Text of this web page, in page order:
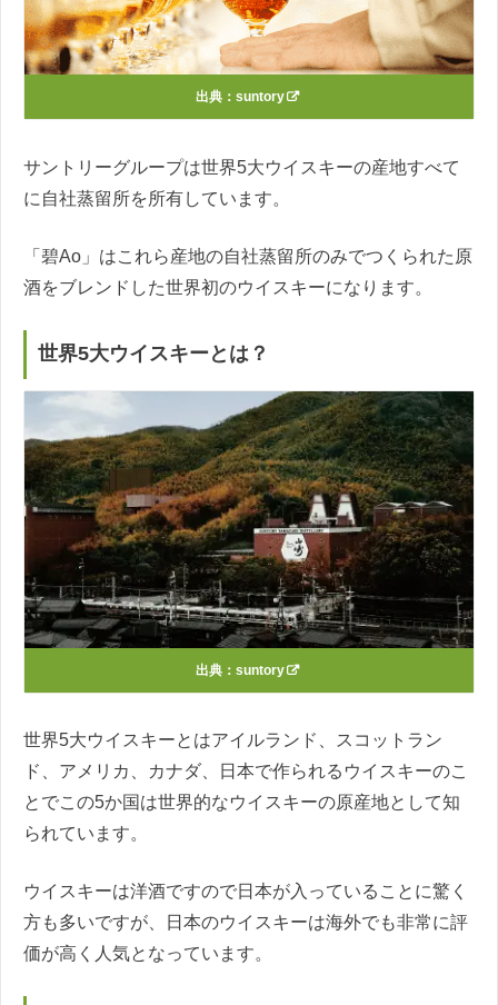
出典： suntory
サントリーグループは世界5大ウイスキーの産地すべて
に自社蒸留所を所有しています。
「碧Ao」はこれら産地の自社蒸留所のみでつくられた原
酒をブレンドした世界初のウイスキーになります。
世界5大ウイスキーとは？
出典： suntory
世界5大ウイスキーとはアイルランド、スコットラン
ド、アメリカ、カナダ、日本で作られるウイスキーのこ
とでこの5か国は世界的なウイスキーの原産地として知
られています。
ウイスキーは洋酒ですので日本が入っていることに驚く
方も多いですが、日本のウイスキーは海外でも非常に評
価が高く人気となっています。